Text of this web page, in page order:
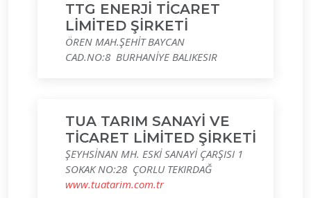
TTG ENERJİ TİCARET
LİMİTED ŞİRKETİ
ÖREN MAH.ŞEHİT BAYCAN
CAD.NO:8 BURHANİYE BALIKESIR
TUA TARIM SANAYİ VE
TİCARET LİMİTED ŞİRKETİ
ŞEYHSİNAN MH. ESKİ SANAYİ ÇARŞISI 1
SOKAK NO:28 ÇORLU TEKIRDAĞ
www.tuatarim.com.tr